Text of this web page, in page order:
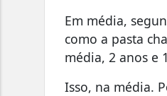
Em média,
como a pasta
média, 2 anos e
Isso, na média.